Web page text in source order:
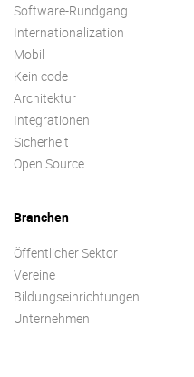
Software-Rundgang
Internationalization
Mobil
Kein code
Architektur
Integrationen
Sicherheit
Open Source
Branchen
Öffentlicher Sektor
Vereine
Bildungseinrichtungen
Unternehmen